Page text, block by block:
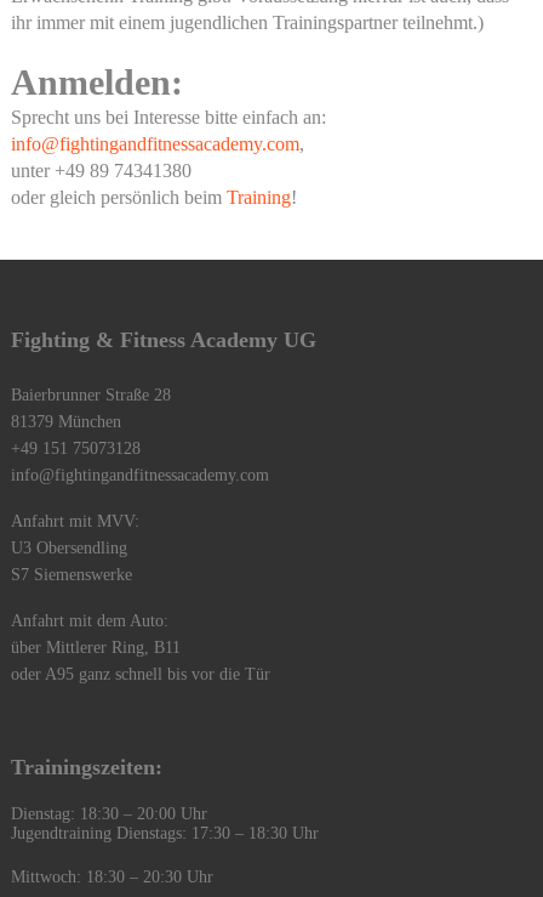
ihr immer mit einem jugendlichen Trainingspartner teilnehmt.)
Anmelden:
Sprecht uns bei Interesse bitte einfach an:
info@fightingandfitnessacademy.com,
unter +49 89 74341380
oder gleich persönlich beim Training!
Fighting & Fitness Academy UG
Baierbrunner Straße 28
81379 München
+49 151 75073128‬
info@fightingandfitnessacademy.com
Anfahrt mit MVV:
U3 Obersendling
S7 Siemenswerke
Anfahrt mit dem Auto:
über Mittlerer Ring, B11
oder A95 ganz schnell bis vor die Tür
Trainingszeiten:
Dienstag: 18:30 – 20:00 Uhr
Jugendtraining Dienstags: 17:30 – 18:30 Uhr
Mittwoch: 18:30 – 20:30 Uhr